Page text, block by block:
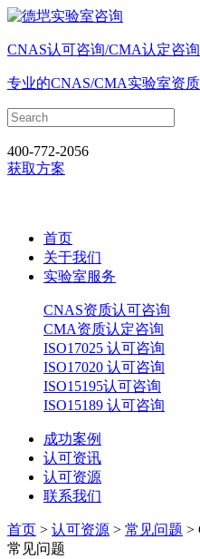
CNAS认可咨询/CMA认定咨
专业的CNAS/CMA实验室资
400-772-2056
获取方案
首页
关于我们
实验室服务
CNAS资质认可咨询
CMA资质认定咨询
ISO17025 认可咨询
ISO17020 认可咨询
ISO15195认可咨询
ISO15189 认可咨询
成功案例
认可资讯
认可资源
联系我们
首页 > 认可资源 > 常见问题 >
常见问题